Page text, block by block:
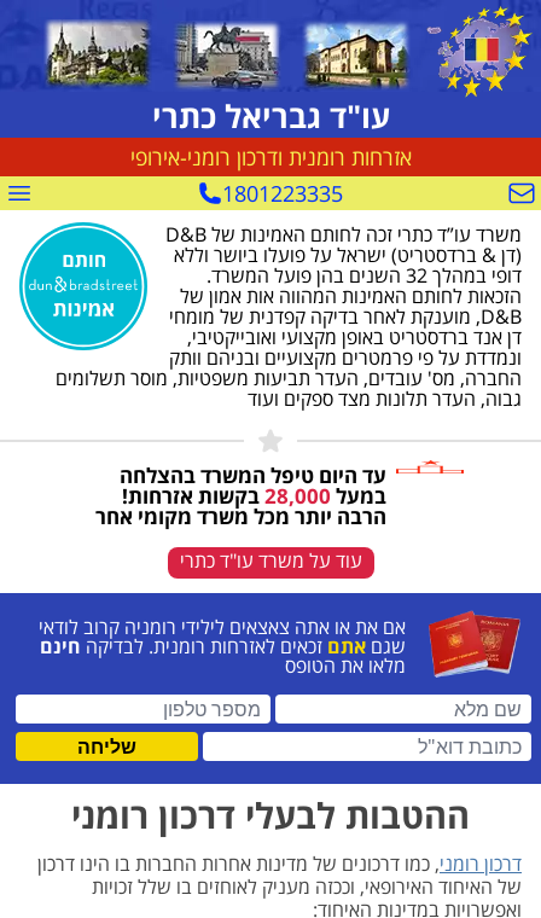
עו"ד גבריאל כתרי
אזרחות רומנית ודרכון רומני-אירופי
1801223335
צור קשר
חותם דן אנד ברדסטריט משרד עו”ד כתרי זכה לחותם האמינות של D&B
(דן & ברדסטריט) ישראל על פועלו ביושר וללא
דופי במהלך 32 השנים בהן פועל המשרד.
הזכאות לחותם האמינות המהווה אות אמון של
D&B, מוענקת לאחר בדיקה קפדנית של מומחי
דן אנד ברדסטריט באופן מקצועי ואובייקטיבי,
ונמדדת על פי פרמטרים מקצועיים ובניהם וותק
החברה, מס' עובדים, העדר תביעות משפטיות, מוסר תשלומים
גבוה, העדר תלונות מצד ספקים ועוד
עד היום טיפל המשרד בהצלחה
במעל 28,000בקשות אזרחות!
הרבה יותר מכל משרד מקומי אחר
עוד על משרד עו"ד כתרי
טופס פניה
אם את או אתה צאצאים לילידי רומניה קרוב לודאי
שגם אתם זכאים לאזרחות רומנית. לבדיקה חינם
מלאו את הטופס
שם מלא (חובה)
כתובת דוא"ל (חובה)
שליחה
ההטבות לבעלי דרכון רומני
דרכון רומני, כמו דרכונים של מדינות אחרות החברות בו הינו דרכון
של האיחוד האירופאי, וככזה מעניק לאוחזים בו שלל זכויות
ואפשרויות במדינות האיחוד: